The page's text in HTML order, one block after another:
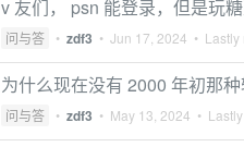
v 友们， psn 能登录，但是玩
问与答 • zdf3 • Jun 17, 2024 •
为什么现在没有 2000 年初那
问与答 • zdf3 • May 13, 2024 •